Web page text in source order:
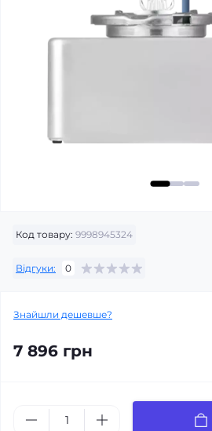
Код товару: 9998945324
Відгуки: 0
Знайшли дешевше?
7 896 грн